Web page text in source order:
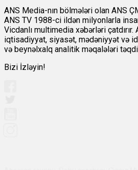
ANS Media-nın bölmələri olan ANS
ANS TV 1988-ci ildən milyonlarla
Vicdanlı multimedia xəbərləri
iqtisadiyyat, siyasət, mədəniyyət və
və beynəlxalq analitik məqalələri
Bizi İzləyin!